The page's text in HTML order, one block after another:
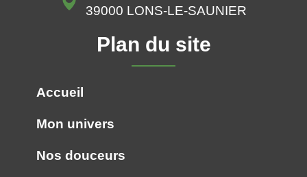
39000 LONS-LE-SAUNIER
Plan du site
Accueil
Mon univers
Nos douceurs